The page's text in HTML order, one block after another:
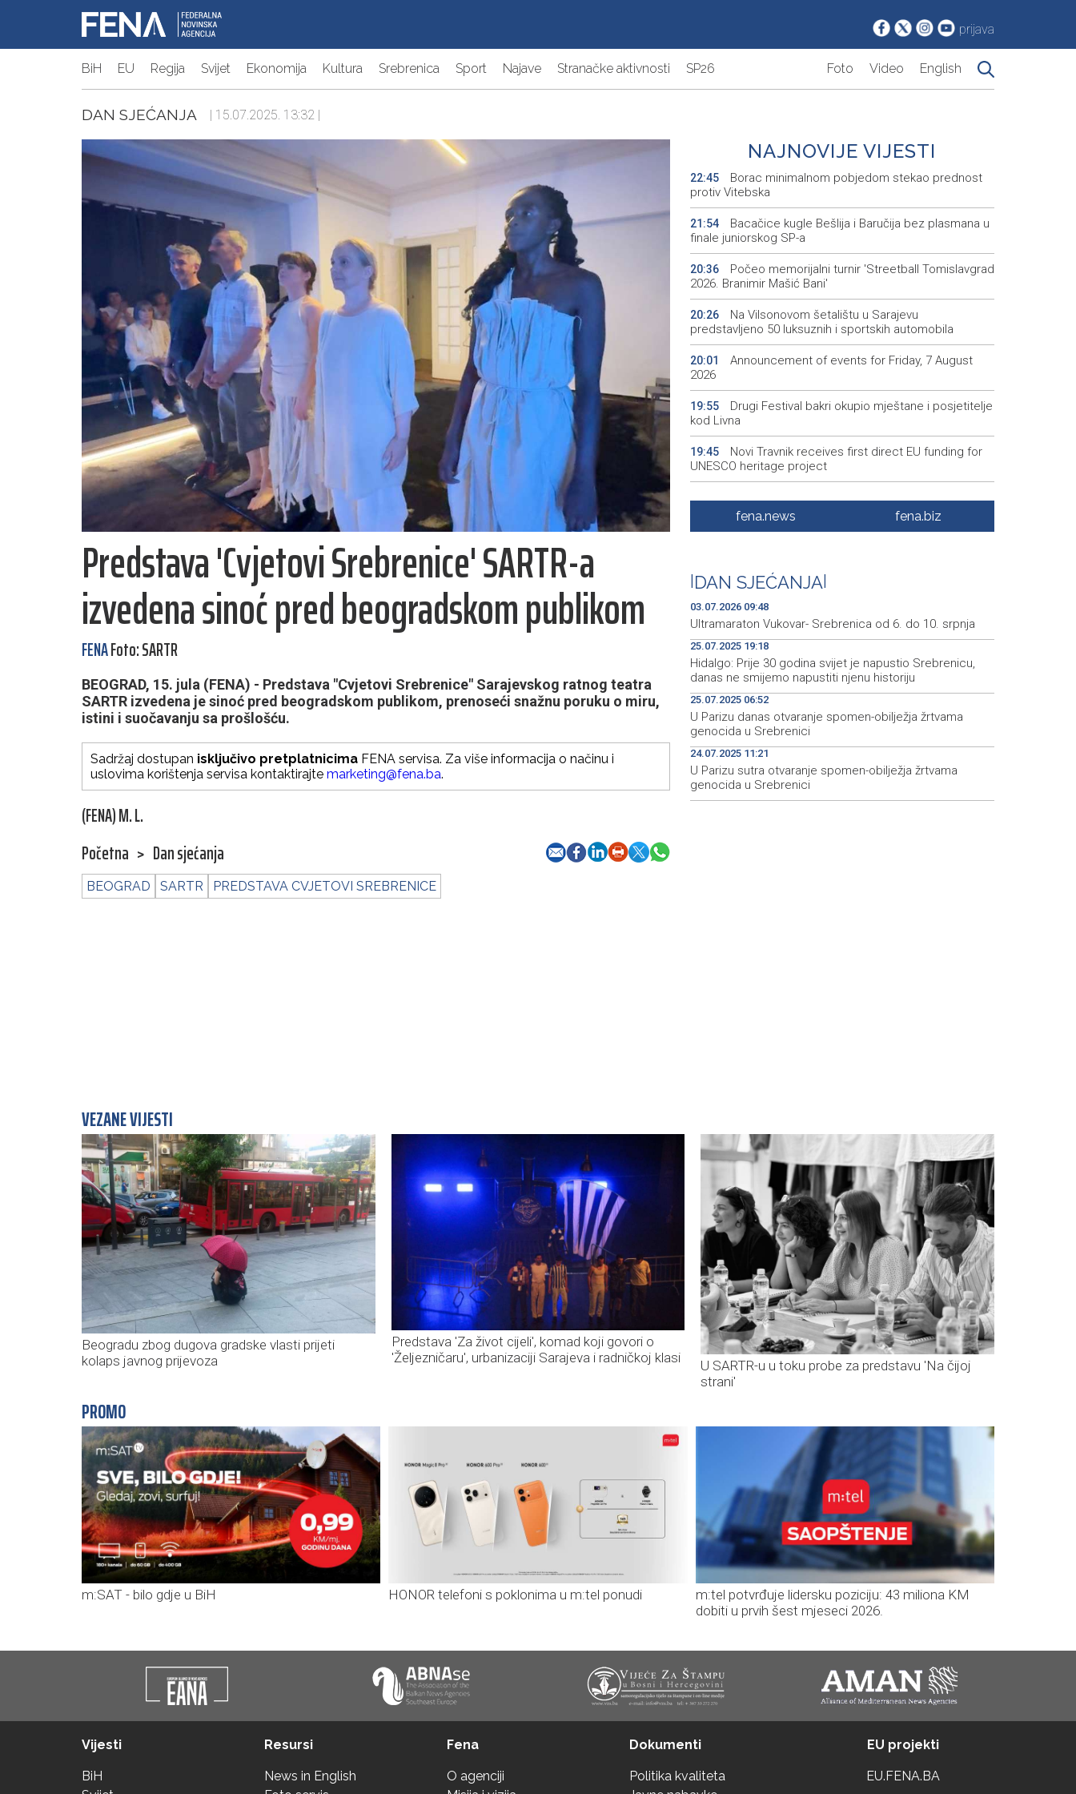
prijava
BiH EU Regija Svijet Ekonomija Kultura Srebrenica Sport Najave Stranačke aktivnosti SP26 Foto Video English
DAN SJEĆANJA | 15.07.2025. 13:32 |
Predstava 'Cvjetovi Srebrenice' SARTR-a
izvedena sinoć pred beogradskom publikom
FENAFoto: SARTR
BEOGRAD, 15. jula (FENA) - Predstava "Cvjetovi Srebrenice" Sarajevskog ratnog teatra
SARTR izvedena je sinoć pred beogradskom publikom, prenoseći snažnu poruku o miru,
istini i suočavanju sa prošlošću.
Sadržaj dostupan isključivo pretplatnicima FENA servisa. Za više informacija o načinu i
uslovima korištenja servisa kontaktirajte marketing@fena.ba.
(FENA) M. L.
Početna > Dan sjećanja
BEOGRAD SARTR PREDSTAVA CVJETOVI SREBRENICE
NAJNOVIJE VIJESTI
22:45
Borac minimalnom pobjedom stekao prednost
protiv Vitebska
21:54
Bacačice kugle Bešlija i Baručija bez plasmana u
finale juniorskog SP-a
20:36
Počeo memorijalni turnir 'Streetball Tomislavgrad
2026. Branimir Mašić Bani'
20:26
Na Vilsonovom šetalištu u Sarajevu
predstavljeno 50 luksuznih i sportskih automobila
20:01
Announcement of events for Friday, 7 August
2026
19:55
Drugi Festival bakri okupio mještane i posjetitelje
kod Livna
19:45
Novi Travnik receives first direct EU funding for
UNESCO heritage project
Crishock: OHR maintains an open dialogue with
all political stakeholders in BiH
19:29
Španska krajnja ljevica i desnica ujedinjene protiv
Maroka kao suorganizatora SP 2030.
fena.news fena.biz
DAN SJEĆANJA
03.07.2026 09:48
Ultramaraton Vukovar- Srebrenica od 6. do 10. srpnja
25.07.2025 19:18
Hidalgo: Prije 30 godina svijet je napustio Srebrenicu,
danas ne smijemo napustiti njenu historiju
25.07.2025 06:52
U Parizu danas otvaranje spomen-obilježja žrtvama
genocida u Srebrenici
24.07.2025 11:21
U Parizu sutra otvaranje spomen-obilježja žrtvama
genocida u Srebrenici
VEZANE VIJESTI
Beogradu zbog dugova gradske vlasti prijeti
kolaps javnog prijevoza
Predstava 'Za život cijeli', komad koji govori o
'Željezničaru', urbanizaciji Sarajeva i radničkoj klasi
U SARTR-u u toku probe za predstavu 'Na čijoj
strani'
PROMO
m:SAT - bilo gdje u BiH HONOR telefoni s poklonima u m:tel ponudi
m:tel potvrđuje lidersku poziciju: 43 miliona KM
dobiti u prvih šest mjeseci 2026.
Vijesti
BiH
Resursi
News in English
Fena
O agenciji
Dokumenti
Politika kvaliteta
EU projekti
EU.FENA.BA